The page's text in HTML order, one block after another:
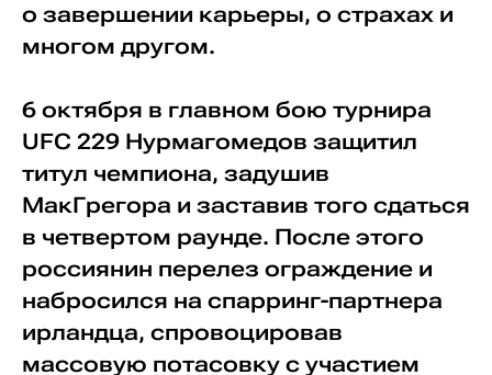
о завершении карьеры, о страхах и
многом другом.
6 октября в главном бою турнира
UFC 229 Нурмагомедов защитил
титул чемпиона, задушив
МакГрегора и заставив того сдаться
в четвертом раунде. После этого
россиянин перелез ограждение и
набросился на спарринг-партнера
ирландца, спровоцировав
массовую потасовку с участием